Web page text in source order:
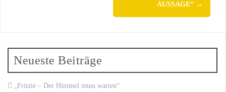
USSAGE“ →
Neueste Beiträge
„Fritzie – Der Himmel muss warten“